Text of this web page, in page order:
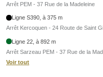
Arrêt PEM - 37 Rue de la Madeleine
Ligne S390, à 375 m
Arrêt Kercoquen - 24 Route de Saint
Ligne 22, à 892 m
Arrêt Sarzeau PEM - 37 Rue de la
Voir tout